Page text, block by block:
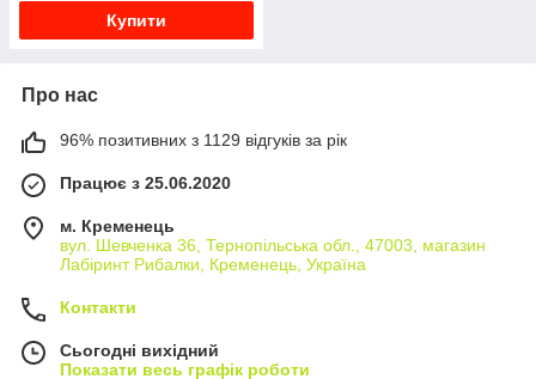
Купити
Про нас
96% позитивних з 1129 відгуків за рік
Працює з 25.06.2020
м. Кременець
вул. Шевченка 36, Тернопільська обл., 47003, магазин
Лабіринт Рибалки, Кременець, Україна
Контакти
Сьогодні вихідний
Показати весь графік роботи